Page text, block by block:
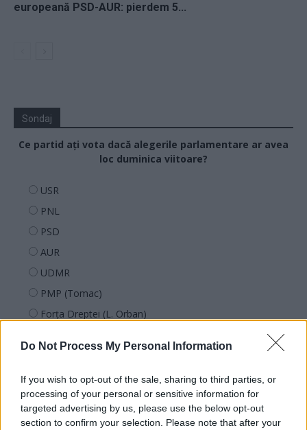
Do Not Process My Personal Information
If you wish to opt-out of the sale, sharing to third parties, or
processing of your personal or sensitive information for
targeted advertising by us, please use the below opt-out
section to confirm your selection. Please note that after your
europeană PSD-AUR: pierdem 5...
Sondaj
Ce partid ați vota dacă alegerile parlamentare ar avea
loc duminica viitoare?
USR
PNL
PSD
AUR
UDMR
PMP (Tomac)
Forța Dreptei (L. Orban)
SENS
SOS (Șoșoacă)
POT (Gavrilă)